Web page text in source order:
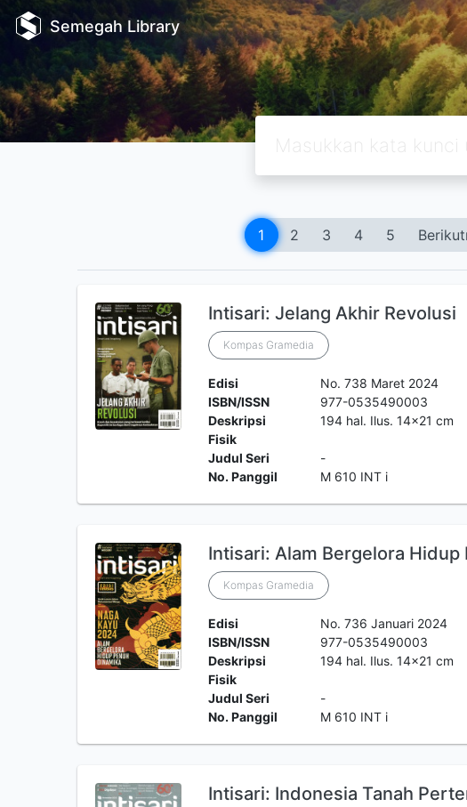
Semegah Library
1 2 3 4 5
Intisari: Jelang Akhir Revolusi
Kompas Gramedia
Edisi
No. 738 Maret 2024
ISBN/ISSN
977-0535490003
Deskripsi
Fisik
194 hal. Ilus. 14x21 cm
Judul Seri
-
No. Panggil
M 610 INT i
Intisari: Alam Bergelora Hidup
Kompas Gramedia
Edisi
No. 736 Januari 2024
ISBN/ISSN
977-0535490003
Deskripsi
Fisik
194 hal. Ilus. 14x21 cm
Judul Seri
-
No. Panggil
M 610 INT i
Intisari: Indonesia Tanah